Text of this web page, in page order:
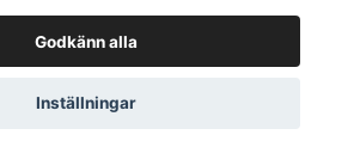
© 2026 VarUnik
Godkänn alla
Inställningar